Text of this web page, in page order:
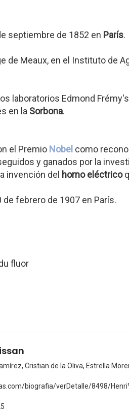
septiembre de 1852 en París.
de Meaux, en el Instituto de
laboratorios Edmond
en la Sorbona.
el Premio Nobel como
y ganados por la
invención del horno eléctrico
febrero de 1907 en París.
fluor
Cristian de la Oliva, Estrella
biografia/verDetalle/8498/